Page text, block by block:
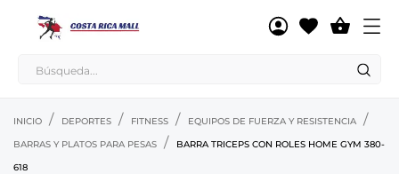

INICIO DEPORTES FITNESS
EQUIPOS DE FUERZA Y RESISTENCIA
BARRAS Y PLATOS PARA PESAS
BARRA TRICEPS CON ROLES HOME GYM 380-
618